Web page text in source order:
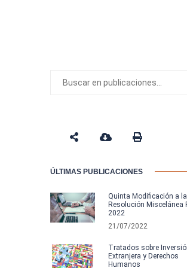
ÚLTIMAS PUBLICACIONES
Quinta Modificación a la
Resolución Miscelánea
2022
21/07/2022
Tratados sobre
Extranjera y Derechos
Humanos